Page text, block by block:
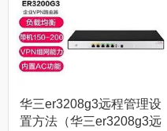
华三er3208g3远程管理设
置方法（华三er3208g3远